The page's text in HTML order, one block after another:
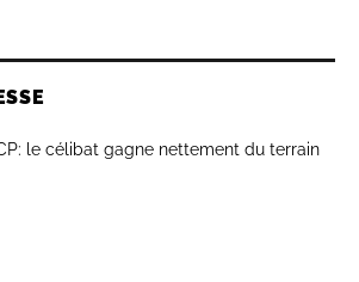
le célibat gagne nettement du terrain